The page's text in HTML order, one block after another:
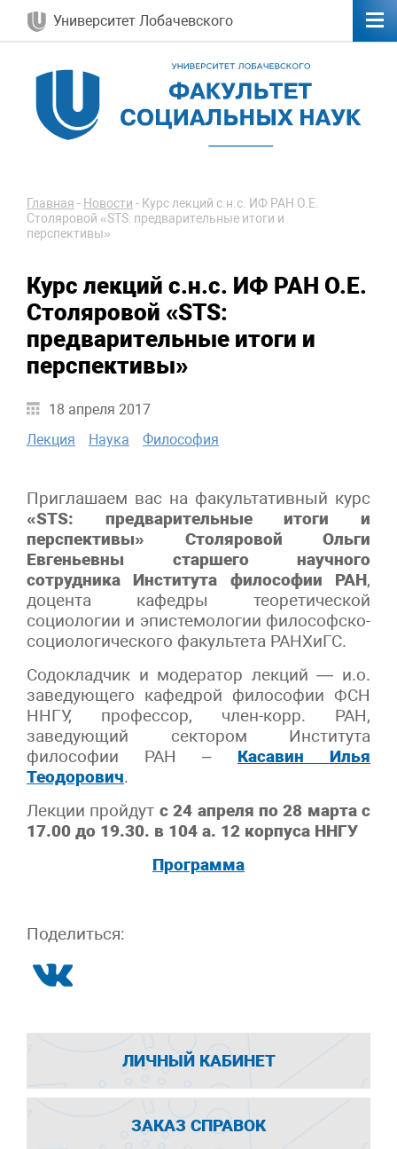
Университет Лобачевского
Главная - Новости - Курс лекций с.н.с. ИФ РАН О.Е.
Столяровой «STS: предварительные итоги и
перспективы»
Курс лекций с.н.с. ИФ РАН О.Е.
Столяровой «STS:
предварительные итоги и
перспективы»
18 апреля 2017
Лекция
Наука Философия
Приглашаем вас на факультативный курс
«STS: предварительные итоги и
перспективы» Столяровой Ольги
Евгеньевны старшего научного
сотрудника Института философии РАН,
доцента кафедры теоретической
социологии и эпистемологии философско-
социологического факультета РАНХиГС.
Содокладчик и модератор лекций — и.о.
заведующего кафедрой философии ФСН
ННГУ, профессор, член-корр. РАН,
заведующий сектором Института
философии РАН – Касавин Илья
Теодорович.
Лекции пройдут с 24 апреля по 28 марта с
17.00 до 19.30. в 104 а. 12 корпуса ННГУ
Программа
Поделиться:
ЛИЧНЫЙ КАБИНЕТ
ЗАКАЗ СПРАВОК